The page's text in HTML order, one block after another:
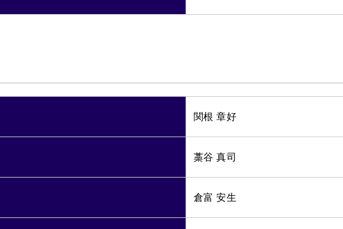
関根 章好
藁谷 真司
倉富 安生